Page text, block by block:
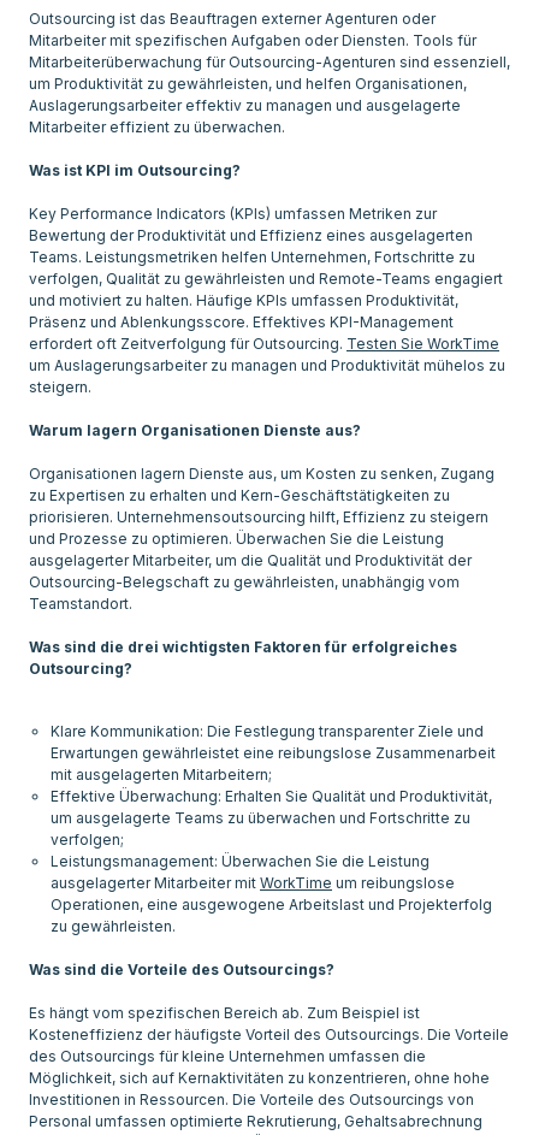
Outsourcing ist das Beauftragen externer Agenturen oder
Mitarbeiter mit spezifischen Aufgaben oder Diensten. Tools für
Mitarbeiterüberwachung für Outsourcing-Agenturen sind essenziell,
um Produktivität zu gewährleisten, und helfen Organisationen,
Auslagerungsarbeiter effektiv zu managen und ausgelagerte
Mitarbeiter effizient zu überwachen.
Was ist KPI im Outsourcing?
Key Performance Indicators (KPIs) umfassen Metriken zur
Bewertung der Produktivität und Effizienz eines ausgelagerten
Teams. Leistungsmetriken helfen Unternehmen, Fortschritte zu
verfolgen, Qualität zu gewährleisten und Remote-Teams engagiert
und motiviert zu halten. Häufige KPIs umfassen Produktivität,
Präsenz und Ablenkungsscore. Effektives KPI-Management
erfordert oft Zeitverfolgung für Outsourcing. Testen Sie WorkTime
um Auslagerungsarbeiter zu managen und Produktivität mühelos zu
steigern.
Warum lagern Organisationen Dienste aus?
Organisationen lagern Dienste aus, um Kosten zu senken, Zugang
zu Expertisen zu erhalten und Kern-Geschäftstätigkeiten zu
priorisieren. Unternehmensoutsourcing hilft, Effizienz zu steigern
und Prozesse zu optimieren. Überwachen Sie die Leistung
ausgelagerter Mitarbeiter, um die Qualität und Produktivität der
Outsourcing-Belegschaft zu gewährleisten, unabhängig vom
Teamstandort.
Was sind die drei wichtigsten Faktoren für erfolgreiches
Outsourcing?
Klare Kommunikation: Die Festlegung transparenter Ziele und
Erwartungen gewährleistet eine reibungslose Zusammenarbeit
mit ausgelagerten Mitarbeitern;
Effektive Überwachung: Erhalten Sie Qualität und Produktivität,
um ausgelagerte Teams zu überwachen und Fortschritte zu
verfolgen;
Leistungsmanagement: Überwachen Sie die Leistung
ausgelagerter Mitarbeiter mit WorkTime um reibungslose
Operationen, eine ausgewogene Arbeitslast und Projekterfolg
zu gewährleisten.
Was sind die Vorteile des Outsourcings?
Es hängt vom spezifischen Bereich ab. Zum Beispiel ist
Kosteneffizienz der häufigste Vorteil des Outsourcings. Die Vorteile
des Outsourcings für kleine Unternehmen umfassen die
Möglichkeit, sich auf Kernaktivitäten zu konzentrieren, ohne hohe
Investitionen in Ressourcen. Die Vorteile des Outsourcings von
Personal umfassen optimierte Rekrutierung, Gehaltsabrechnung